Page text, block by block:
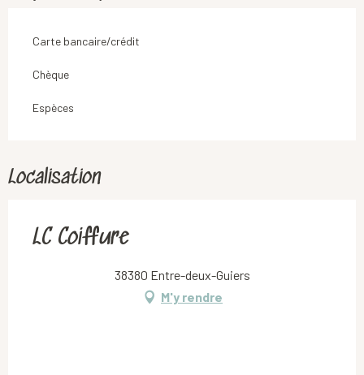
Carte bancaire/crédit
Chèque
Espèces
Localisation
LC Coiffure
38380 Entre-deux-Guiers
M'y rendre